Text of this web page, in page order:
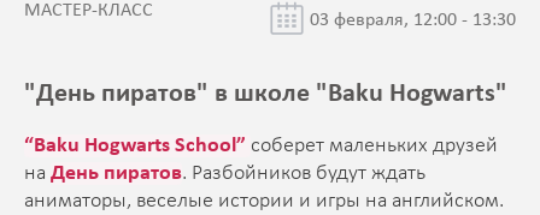
МАСТЕР-КЛАСС 03 февраля, 12:00 - 13:30
"День пиратов" в школе "Baku Hogwarts"
“Baku Hogwarts School” соберет маленьких друзей
на День пиратов. Разбойников будут ждать
аниматоры, веселые истории и игры на английском.